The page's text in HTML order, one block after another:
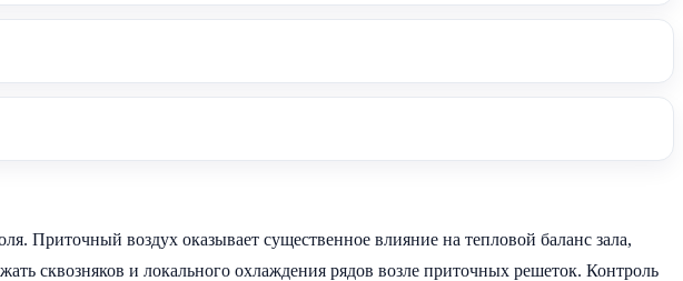
Приточный воздух оказывает существенное влияние на тепловой баланс зала,
сквозняков и локального охлаждения рядов возле приточных решеток. Контроль